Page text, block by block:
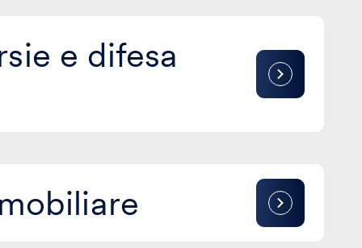
e difesa